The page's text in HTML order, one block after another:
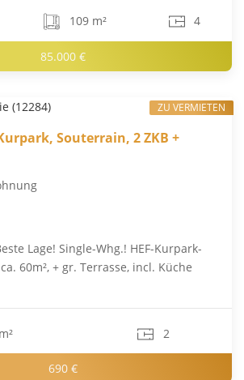
109 m² 4
85.000 €
Souterrain, 2 ZKB +
Lage! Single-Whg.! HEF-Kurpark-
60m², + gr. Terrasse, incl. Küche
2
690 €
ZU VERMIETEN